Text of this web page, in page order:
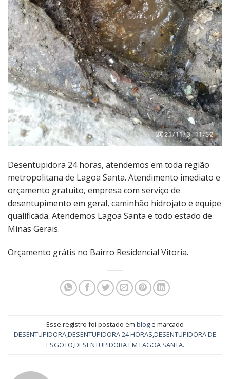
Desentupidora 24 horas, atendemos em toda região
metropolitana de Lagoa Santa. Atendimento imediato e
orçamento gratuito, empresa com serviço de
desentupimento em geral, caminhão hidrojato e equipe
qualificada. Atendemos Lagoa Santa e todo estado de
Minas Gerais.
Orçamento grátis no Bairro Residencial Vitoria.
Esse registro foi postado em blog e marcado
DESENTUPIDORA,DESENTUPIDORA 24 HORAS,DESENTUPIDORA DE
ESGOTO,DESENTUPIDORA EM LAGOA SANTA.